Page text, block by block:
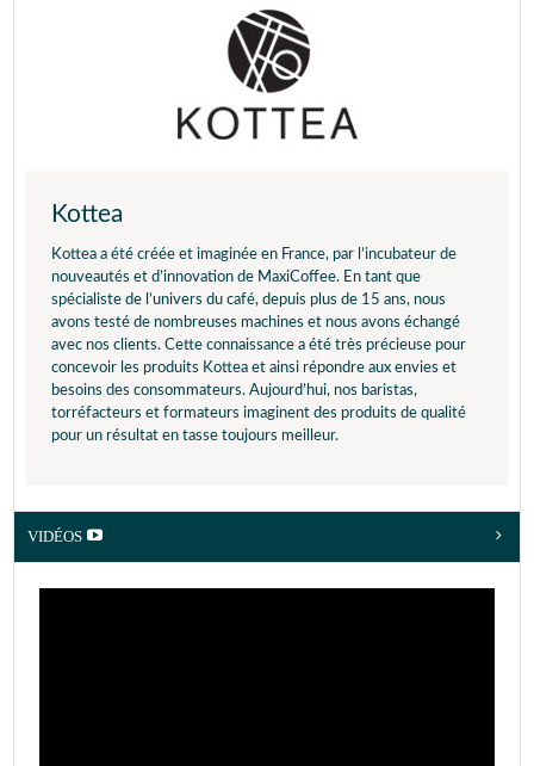
Kottea
Kottea a été créée et imaginée en France, par l’incubateur de
nouveautés et d’innovation de MaxiCoffee. En tant que
spécialiste de l’univers du café, depuis plus de 15 ans, nous
avons testé de nombreuses machines et nous avons échangé
avec nos clients. Cette connaissance a été très précieuse pour
concevoir les produits Kottea et ainsi répondre aux envies et
besoins des consommateurs. Aujourd’hui, nos baristas,
torréfacteurs et formateurs imaginent des produits de qualité
pour un résultat en tasse toujours meilleur.
VIDÉOS